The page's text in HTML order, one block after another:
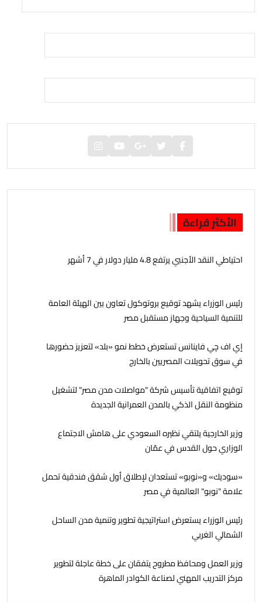
الأكثر قراءة
احتياطي النقد الأجنبي يرتفع 4.8 مليار دولار في 7 أشهر
رئيس الوزراء يشهد توقيع بروتوكول تعاون بين الهيئة العامة
للتنمية السياحية وجهاز مستقبل مصر
إي اف چي فاينانس تستعرض خطط نمو «بلد» لتعزيز حضورها
في سوق تحويلات المصريين بالخارج
توقيع اتفاقية تأسيس شركة "مواصلات مدن مصر" لتشغيل
منظومة النقل الذكي بالمدن العمرانية الجديدة
وزير الخارجية يلتقي نظيره السعودي على هامش الاجتماع
الوزاري حول القدس في عمّان
«سوديك» و«نوبو» تستعدان لإطلاق أول شقق فندقية تحمل
علامة "نوبو" العالمية في مصر
رئيس الوزراء يستعرض استراتيجية تطوير وتنمية مدن الساحل
الشمالي الغربي
وزير العمل ومحافظ مطروح يتفقان على خطة عاجلة لتطوير
مركز التدريب المهني لصناعة الكوادر الماهرة